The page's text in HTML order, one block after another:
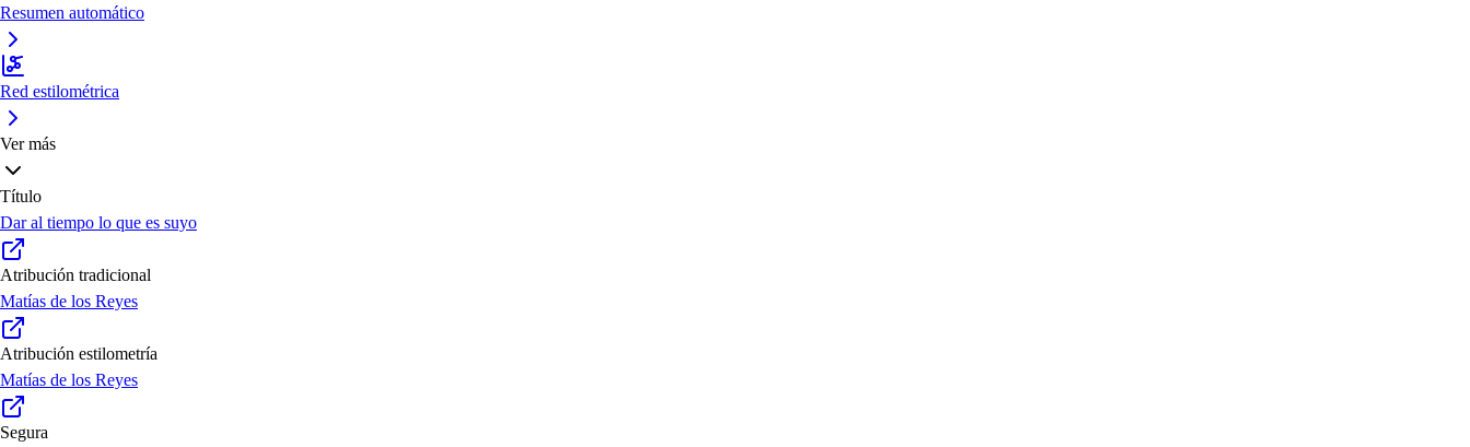
Resumen automático
Red estilométrica
Ver más
Título
Dar al tiempo lo que es suyo
Atribución tradicional
Matías de los Reyes
Atribución estilometría
Matías de los Reyes
Segura